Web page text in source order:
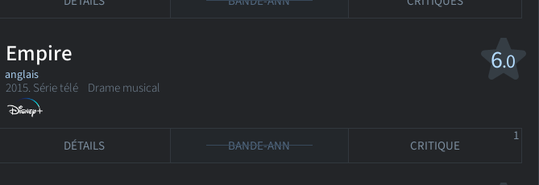
6.0
Empire
anglais
2015. Série télé Drame musical
DÉTAILS BANDE-ANN CRITIQUE
1